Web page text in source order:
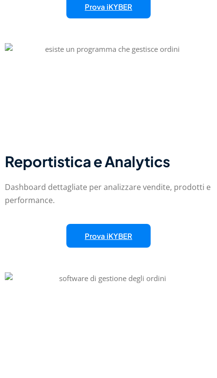
Prova iKYBER
Reportistica e Analytics
Dashboard dettagliate per analizzare vendite, prodotti e
performance.
Prova iKYBER